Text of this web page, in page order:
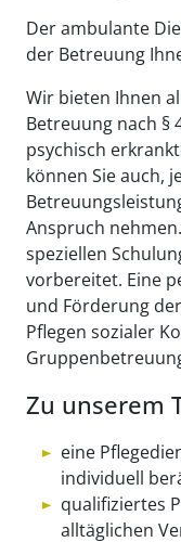
Der ambulante
der Betreuung
Wir bieten Ihnen
Betreuung nach §
psychisch
können Sie auch,
Anspruch
speziellen
vorbereitet. Eine
und Förderung
Pflegen sozialer
Zu unserem
eine
individuell
qualifiziertes
alltäglichen